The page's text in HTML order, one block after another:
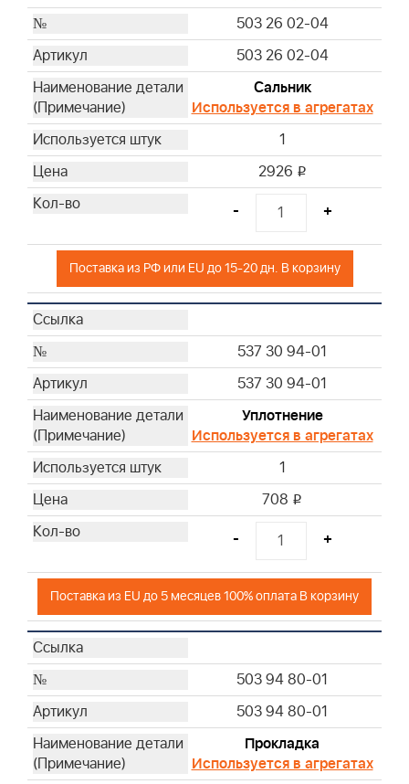
503 26 02-04
503 26 02-04
Сальник
Используется в агрегатах
1
2926 i
- +
Поставка из РФ или EU до 15-20 дн. В корзину
537 30 94-01
537 30 94-01
Уплотнение
Используется в агрегатах
1
708 i
- +
Поставка из EU до 5 месяцев 100% оплата В корзину
503 94 80-01
503 94 80-01
Прокладка
Используется в агрегатах